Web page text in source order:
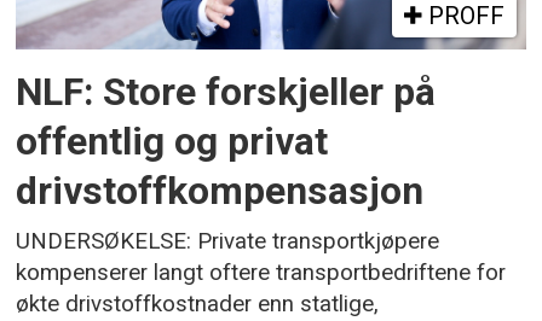
PROFF
NLF: Store forskjeller på
offentlig og privat
drivstoffkompensasjon
UNDERSØKELSE: Private transportkjøpere
kompenserer langt oftere transportbedriftene for
økte drivstoffkostnader enn statlige,